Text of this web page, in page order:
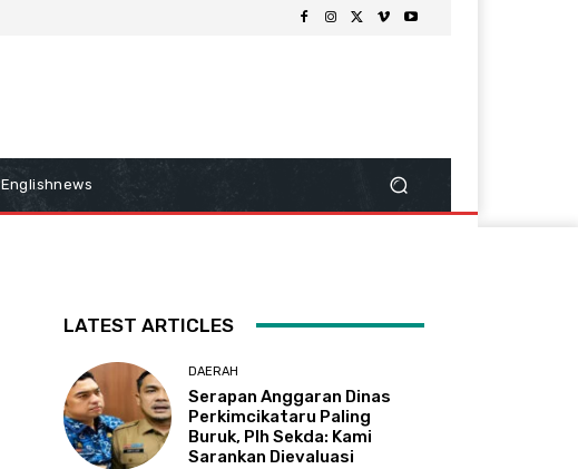
Englishnews
LATEST ARTICLES
DAERAH
Serapan Anggaran Dinas
Perkimcikataru Paling
Buruk, Plh Sekda: Kami
Sarankan Dievaluasi